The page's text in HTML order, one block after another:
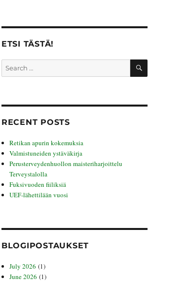
ETSI TÄSTÄ!
Search
for:
SEARCH
RECENT POSTS
Retikan apurin kokemuksia
Valmistuneiden ystäväkirja
Perusterveydenhuollon maisteriharjoittelu
Terveystalolla
Fuksivuoden fiiliksiä
UEF-lähettilään vuosi
BLOGIPOSTAUKSET
July 2026 (1)
June 2026 (1)